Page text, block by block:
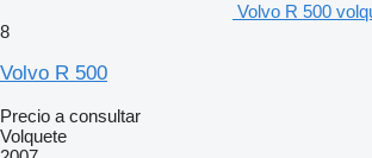
Volvo R 500
8
Volvo R 500
Precio a consultar
Volquete